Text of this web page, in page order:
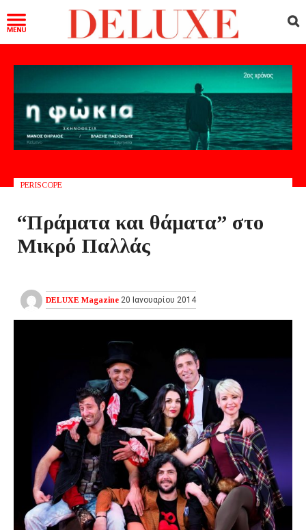
PERISCOPE
“Πράματα και θάματα” στο
Μικρό Παλλάς
DELUXE Magazine 20 Ιανουαρίου 2014